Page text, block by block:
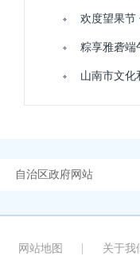
欢度望果
粽享雅砻
山南市文化
自治区政府网站
网站地图 关于我